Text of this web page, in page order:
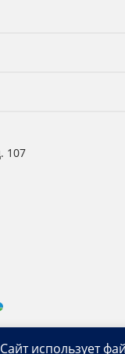
107
Пользовательское
Сайт использует